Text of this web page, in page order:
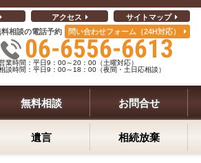
アクセス
サイトマップ
相談の電話予約
問い合わせフォーム（24H対応）
06-6556-6613
業時間：平日9：00～20：00（土曜対応）
談時間：平日9：00～18：00（夜間・土日応相談）
無料相談 お問合せ
遺言 相続放棄